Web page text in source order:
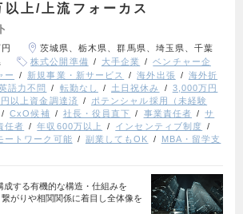
上/上流フォーカス
茨城県、栃木県、群馬県、埼玉県、千葉
株式公開準備 大手企業
ベンチャー企
ー 新規事業・新サービス 海外出張
海外折
語力不問 転勤なし 土日祝休み
3,000万円
以上資金調達済
ポテンシャル採用（未経験
CxO候補 社長・役員直下 事業責任者
サ
任者 年収600万以上
インセンティブ制度
ートワーク可能 副業してもOK
MBA・留学支
する有機的な構造・仕組みを
繋がりや相関関係に着目し全体像を